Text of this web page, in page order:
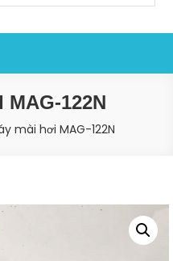
MAG-122N
mài hơi MAG-122N